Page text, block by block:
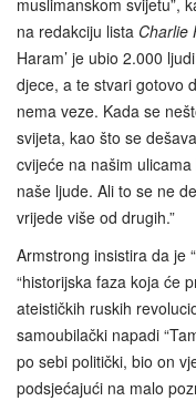
na redakciju lista Charlie
Haram’ je ubio 2.000
djece, a te stvari gotovo
nema veze. Kada se
svijeta, kao što se
cvijeće na našim
naše ljude. Ali to se ne
vrijede više od drugih.”
Armstrong insistira da je
“historijska faza koja će
ateističkih ruskih
samoubilački napadi
po sebi politički, bio on
podsjećajući na malo